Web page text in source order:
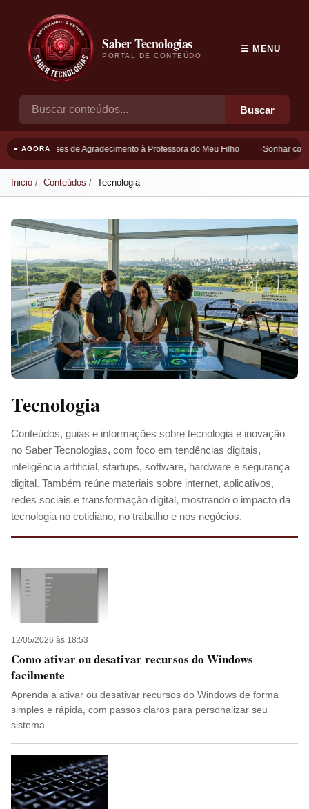
Saber Tecnologias
PORTAL DE CONTEÚDO
Buscar
☰ MENU
● AGORAFrases de Agradecimento à Professora do Meu Filho Sonhar com
Inicio Conteúdos Tecnologia
Tecnologia
Conteúdos, guias e informações sobre tecnologia e inovação
no Saber Tecnologias, com foco em tendências digitais,
inteligência artificial, startups, software, hardware e segurança
digital. Também reúne materiais sobre internet, aplicativos,
redes sociais e transformação digital, mostrando o impacto da
tecnologia no cotidiano, no trabalho e nos negócios.
12/05/2026 às 18:53
Como ativar ou desativar recursos do Windows
facilmente
Aprenda a ativar ou desativar recursos do Windows de forma
simples e rápida, com passos claros para personalizar seu
sistema.